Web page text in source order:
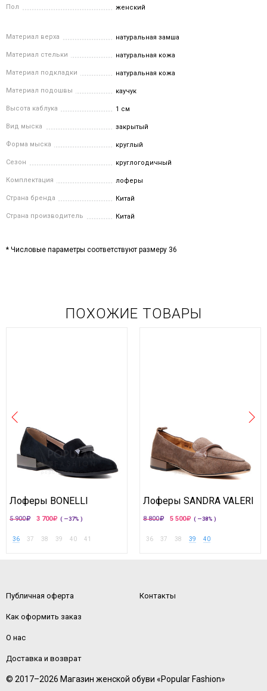
Пол женский
Материал верха натуральная замша
Материал стельки натуральная кожа
Материал подкладки натуральная кожа
Материал подошвы каучук
Высота каблука 1 см
Вид мыска закрытый
Форма мыска круглый
Сезон круглогодичный
Комплектация лоферы
Страна бренда Китай
Страна производитель Китай
* Числовые параметры соответствуют размеру 36
ПОХОЖИЕ ТОВАРЫ
Лоферы BONELLI
5 900 3 700 ( —37% )
36 37 38 39 40 41
Лоферы SANDRA VALERI
8 800 5 500 ( —38% )
36 37 38 39 40
Публичная оферта
Как оформить заказ
О нас
Доставка и возврат
Контакты
© 2017–2026 Магазин женской обуви «Popular Fashion»